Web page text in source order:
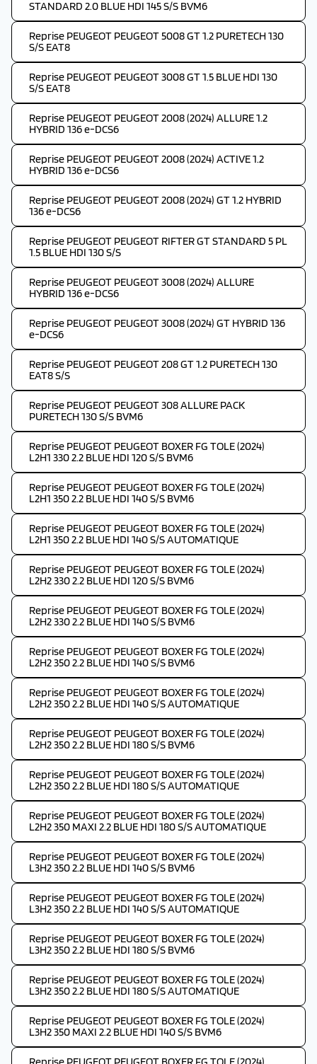
STANDARD 2.0 BLUE HDI 145 S/S BVM6
Reprise PEUGEOT PEUGEOT 5008 GT 1.2 PURETECH 130
S/S EAT8
Reprise PEUGEOT PEUGEOT 3008 GT 1.5 BLUE HDI 130
S/S EAT8
Reprise PEUGEOT PEUGEOT 2008 (2024) ALLURE 1.2
HYBRID 136 e-DCS6
Reprise PEUGEOT PEUGEOT 2008 (2024) ACTIVE 1.2
HYBRID 136 e-DCS6
Reprise PEUGEOT PEUGEOT 2008 (2024) GT 1.2 HYBRID
136 e-DCS6
Reprise PEUGEOT PEUGEOT RIFTER GT STANDARD 5 PL
1.5 BLUE HDI 130 S/S
Reprise PEUGEOT PEUGEOT 3008 (2024) ALLURE
HYBRID 136 e-DCS6
Reprise PEUGEOT PEUGEOT 3008 (2024) GT HYBRID 136
e-DCS6
Reprise PEUGEOT PEUGEOT 208 GT 1.2 PURETECH 130
EAT8 S/S
Reprise PEUGEOT PEUGEOT 308 ALLURE PACK
PURETECH 130 S/S BVM6
Reprise PEUGEOT PEUGEOT BOXER FG TOLE (2024)
L2H1 330 2.2 BLUE HDI 120 S/S BVM6
Reprise PEUGEOT PEUGEOT BOXER FG TOLE (2024)
L2H1 350 2.2 BLUE HDI 140 S/S BVM6
Reprise PEUGEOT PEUGEOT BOXER FG TOLE (2024)
L2H1 350 2.2 BLUE HDI 140 S/S AUTOMATIQUE
Reprise PEUGEOT PEUGEOT BOXER FG TOLE (2024)
L2H2 330 2.2 BLUE HDI 120 S/S BVM6
Reprise PEUGEOT PEUGEOT BOXER FG TOLE (2024)
L2H2 330 2.2 BLUE HDI 140 S/S BVM6
Reprise PEUGEOT PEUGEOT BOXER FG TOLE (2024)
L2H2 350 2.2 BLUE HDI 140 S/S BVM6
Reprise PEUGEOT PEUGEOT BOXER FG TOLE (2024)
L2H2 350 2.2 BLUE HDI 140 S/S AUTOMATIQUE
Reprise PEUGEOT PEUGEOT BOXER FG TOLE (2024)
L2H2 350 2.2 BLUE HDI 180 S/S BVM6
Reprise PEUGEOT PEUGEOT BOXER FG TOLE (2024)
L2H2 350 2.2 BLUE HDI 180 S/S AUTOMATIQUE
Reprise PEUGEOT PEUGEOT BOXER FG TOLE (2024)
L2H2 350 MAXI 2.2 BLUE HDI 180 S/S AUTOMATIQUE
Reprise PEUGEOT PEUGEOT BOXER FG TOLE (2024)
L3H2 350 2.2 BLUE HDI 140 S/S BVM6
Reprise PEUGEOT PEUGEOT BOXER FG TOLE (2024)
L3H2 350 2.2 BLUE HDI 140 S/S AUTOMATIQUE
Reprise PEUGEOT PEUGEOT BOXER FG TOLE (2024)
L3H2 350 2.2 BLUE HDI 180 S/S BVM6
Reprise PEUGEOT PEUGEOT BOXER FG TOLE (2024)
L3H2 350 2.2 BLUE HDI 180 S/S AUTOMATIQUE
Reprise PEUGEOT PEUGEOT BOXER FG TOLE (2024)
L3H2 350 MAXI 2.2 BLUE HDI 140 S/S BVM6